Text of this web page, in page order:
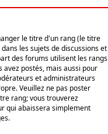
le titre d'un rang (le titre
les sujets de discussions et
des forums utilisent les rangs
avez postés, mais aussi pour
et administrateurs
Veuillez ne pas poster
rang; vous trouverez
qui abaissera simplement